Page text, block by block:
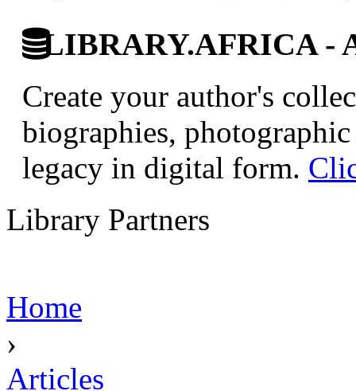
LIBRARY.AFRICA -
Create your author's
biographies,
legacy in digital form.
Library Partners
Home
›
Articles